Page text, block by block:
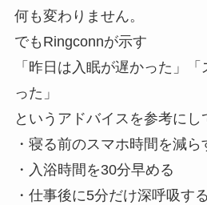
何も変わりません。
でもRingconnが示す
「昨日は入眠が遅かった」
った」
というアドバイスを参考にし
・寝る前のスマホ時間を減ら
・入浴時間を30分早める
・仕事後に5分だけ深呼吸する